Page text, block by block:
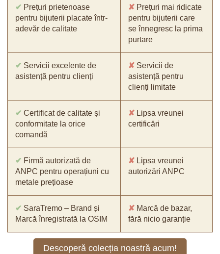
✔ Prețuri prietenoase
pentru bijuterii placate într-
adevăr de calitate
✘ Prețuri mai ridicate
pentru bijuterii care
se înnegresc la prima
purtare
✔ Servicii excelente de
asistență pentru clienți
✘ Servicii de
asistență pentru
clienți limitate
✔ Certificat de calitate și
conformitate la orice
comandă
✘ Lipsa vreunei
certificări
✔ Firmă autorizată de
ANPC pentru operațiuni cu
metale prețioase
✘ Lipsa vreunei
autorizări ANPC
✔ SaraTremo – Brand și
Marcă înregistrată la OSIM
✘ Marcă de bazar,
fără nicio garanție
Descoperă colecția noastră acum!